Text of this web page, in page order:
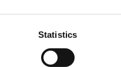
Statistics